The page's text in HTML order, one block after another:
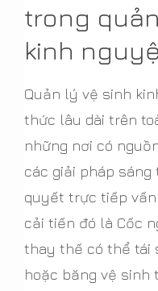
trong
kinh
Quản lý vệ sinh
thức lâu dài trên
những nơi có
các giải pháp
quyết trực tiếp
cải tiến đó là Cốc
thay thế có thể tái
hoặc băng vệ sinh